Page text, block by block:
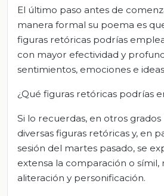
El último paso antes de
manera formal su poema es
figuras retóricas podrías
con mayor efectividad y
sentimientos, emociones e
¿Qué figuras retóricas podrías
Si lo recuerdas, en otros grados
diversas figuras retóricas y, en
sesión del martes pasado, se
extensa la comparación o símil,
aliteración y personificación.